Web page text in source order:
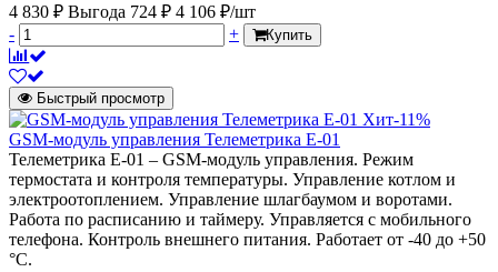
4 830 ₽ Выгода 724 ₽ 4 106 ₽/шт
-
+ Купить
Быстрый просмотр
Хит-11%
GSM-модуль управления Телеметрика E-01
Телеметрика E-01 – GSM-модуль управления. Режим
термостата и контроля температуры. Управление котлом и
электроотоплением. Управление шлагбаумом и воротами.
Работа по расписанию и таймеру. Управляется с мобильного
телефона. Контроль внешнего питания. Работает от -40 до +50
°С.